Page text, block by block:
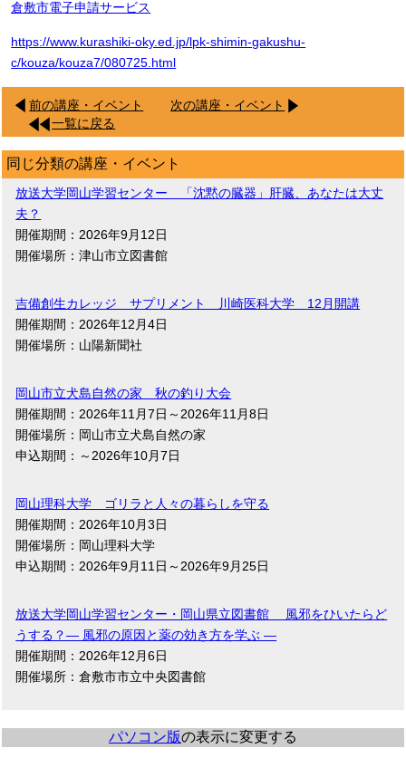
倉敷市電子申請サービス
https://www.kurashiki-oky.ed.jp/lpk-shimin-gakushu-
c/kouza/kouza7/080725.html
前の講座・イベント
次の講座・イベント
一覧に戻る
同じ分類の講座・イベント
放送大学岡山学習センター 「沈黙の臓器」肝臓、あなたは大丈
夫？
開催期間：2026年9月12日
開催場所：津山市立図書館
吉備創生カレッジ サプリメント 川崎医科大学 12月開講
開催期間：2026年12月4日
開催場所：山陽新聞社
岡山市立犬島自然の家 秋の釣り大会
開催期間：2026年11月7日～2026年11月8日
開催場所：岡山市立犬島自然の家
申込期間：～2026年10月7日
岡山理科大学 ゴリラと人々の暮らしを守る
開催期間：2026年10月3日
開催場所：岡山理科大学
申込期間：2026年9月11日～2026年9月25日
放送大学岡山学習センター・岡山県立図書館 風邪をひいたらど
うする？― 風邪の原因と薬の効き方を学ぶ ―
開催期間：2026年12月6日
開催場所：倉敷市市立中央図書館
パソコン版の表示に変更する